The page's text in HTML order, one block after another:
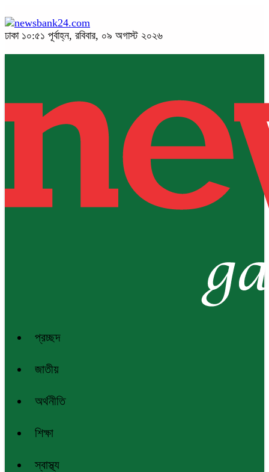
ঢাকা ১০:৫১ পূর্বাহ্ন, রবিবার, ০৯ অগাস্ট ২০২৬
প্রচ্ছদ
জাতীয়
অর্থনীতি
শিক্ষা
স্বাস্থ্য